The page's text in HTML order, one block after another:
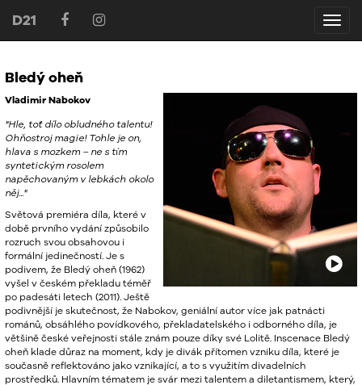
D21
D21
Bledý oheň
Vladimir Nabokov
"Hle, toť dílo obludného talentu!
Ohňostroj magie! Tohle je on,
hlava s mozkem – ne s tím
syntetickým rosolem
napěchovaným v lebkách okolo
něj..."
Světová premiéra díla, které v
době prvního vydání způsobilo
rozruch svou obsahovou i
formální jedinečností. Je s
podivem, že Bledý oheň (1962)
vyšel v českém překladu téměř
po padesáti letech (2011). Ještě
podivnější je skutečnost, že Nabokov, geniální autor více jak patnácti
románů, obsáhlého povídkového, překladatelského i odborného díla, je
většině české veřejnosti stále znám pouze díky své Lolitě. Inscenace Bledý
oheň klade důraz na moment, kdy je divák přítomen vzniku díla, které je
současně reflektováno jako vznikající, a to s využitím divadelních
prostředků. Hlavním tématem je svár mezi talentem a diletantismem, který,